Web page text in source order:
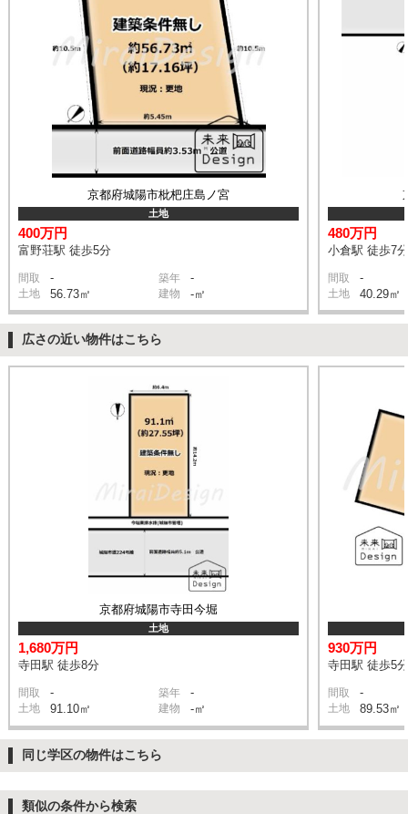
京都府城陽市枇杷庄島ノ宮
土地
400万円
富野荘駅 徒歩5分
間取 - 築年 -
土地 56.73㎡ 建物 -㎡
480万円
小倉駅 徒歩7分
間取 -
土地 40.29㎡
広さの近い物件はこちら
京都府城陽市寺田今堀
土地
1,680万円
寺田駅 徒歩8分
間取 - 築年 -
土地 91.10㎡ 建物 -㎡
930万円
寺田駅 徒歩5分
間取 -
土地 89.53㎡
同じ学区の物件はこちら
類似の条件から検索